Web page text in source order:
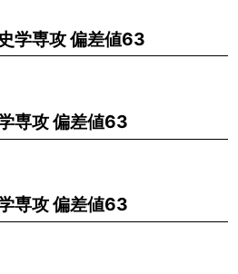
学専攻 偏差値63
専攻 偏差値63
専攻 偏差値63